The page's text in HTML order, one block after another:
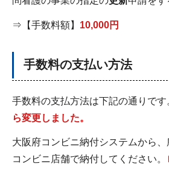
⇒【手数料額】 10,000円
手数料の支払い方法
手数料の支払方法は下記の通りです
ら変更しました。
大阪府コンビニ納付システムから
コンビニ店舗で納付してください。